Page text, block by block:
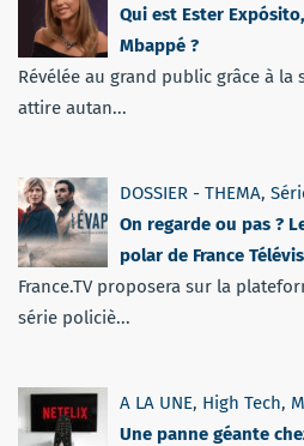
Qui est Ester
Mbappé ?
Révélée au grand public grâce à la
attire autan...
DOSSIER - THEMA,
On regarde ou pas ?
polar de France
France.TV proposera sur la
série policiè...
A LA UNE, High Tech,
Une panne géante